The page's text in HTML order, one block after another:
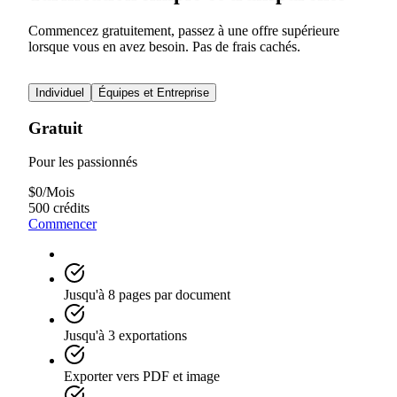
Commencez gratuitement, passez à une offre supérieure
lorsque vous en avez besoin. Pas de frais cachés.
Individuel Équipes et Entreprise
Gratuit
Pour les passionnés
$0/Mois
500 crédits
Commencer
Jusqu'à 8 pages par document
Jusqu'à 3 exportations
Exporter vers PDF et image